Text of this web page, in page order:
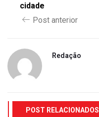
cidade
Post anterior
Redação
POST RELACIONADOS